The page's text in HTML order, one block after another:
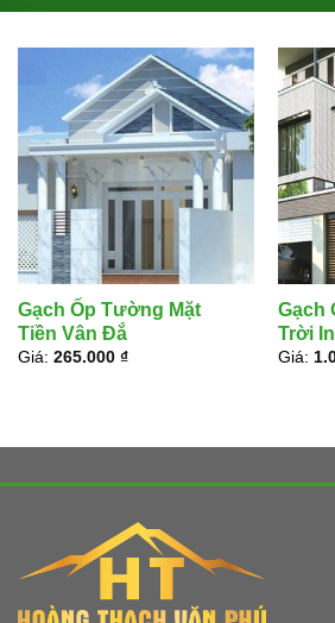
Gạch Ốp Tường Mặt
Tiền Vân Đắ
Giá: 265.000 ₫
Gạch
Trời
Giá: